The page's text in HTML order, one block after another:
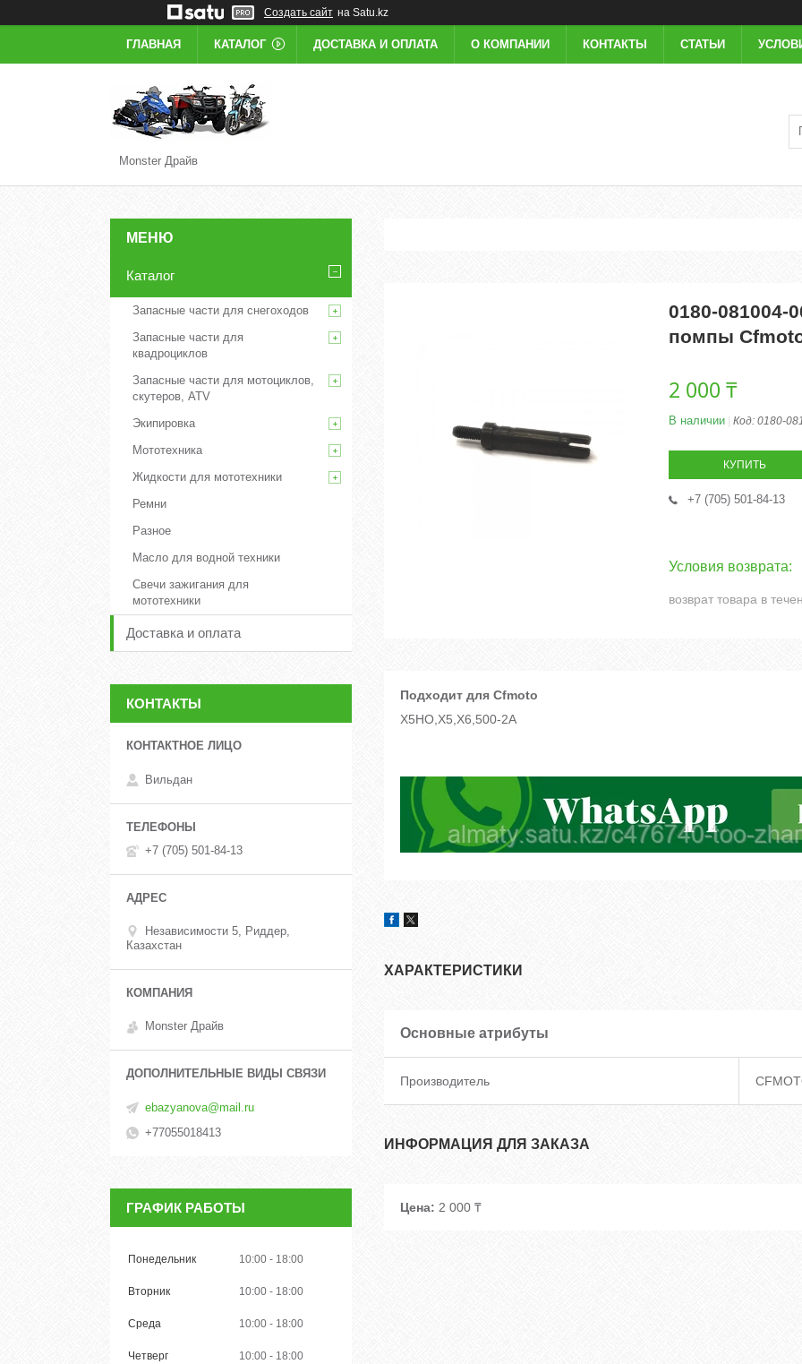
Создать сайт на Satu.kz
ГЛАВНАЯ КАТАЛОГ ДОСТАВКА И ОПЛАТА О КОМПАНИИ КОНТАКТЫ СТАТЬИ
Monster Драйв
0180-081004-
помпы
2 000 ₸
В наличии Код: 0180-
КУПИТЬ
+7 (705) 501-84-13
возврат товара в
Подходит для Cfmoto
X5HO,X5,X6,500-2A
ХАРАКТЕРИСТИКИ
Основные атрибуты
Производитель
ИНФОРМАЦИЯ ДЛЯ ЗАКАЗА
Цена: 2 000 ₸
Каталог
Запасные части для снегоходов
Запасные части для
квадроциклов
Запасные части для мотоциклов,
скутеров, ATV
Экипировка
Мототехника
Жидкости для мототехники
Ремни
Разное
Масло для водной техники
Свечи зажигания для
мототехники
Доставка и оплата
КОНТАКТЫ
Вильдан
+7 (705) 501-84-13
Независимости 5, Риддер,
Казахстан
Monster Драйв
ebazyanova@mail.ru
+77055018413
ГРАФИК РАБОТЫ
Понедельник 10:00 18:00
Вторник 10:00 18:00
Среда 10:00 18:00
Четверг 10:00 18:00